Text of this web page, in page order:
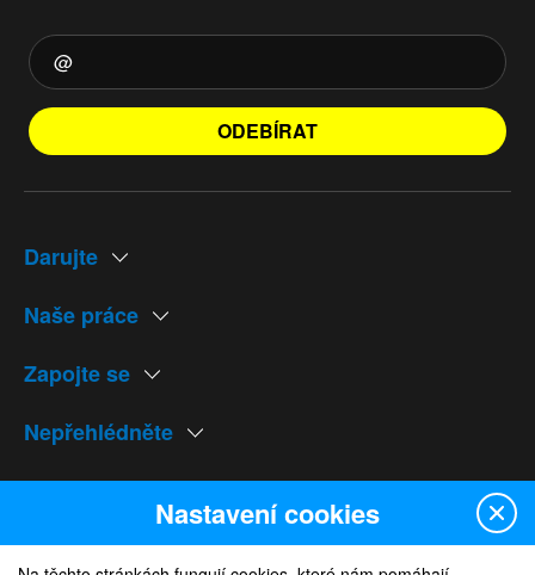
ODEBÍRAT
Darujte
Naše práce
Zapojte se
Nepřehlédněte
Naše weby
Nastavení cookies